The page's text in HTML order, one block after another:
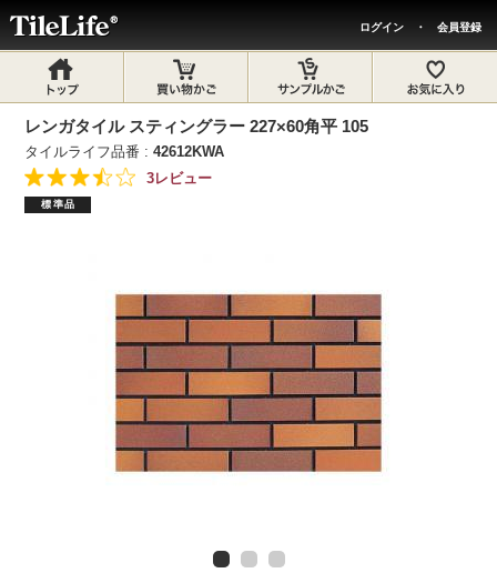
ログイン ・ 会員登録
レンガタイル スティングラー 227×60角平 105
タイルライフ品番 :42612KWA
3レビュー
標準品